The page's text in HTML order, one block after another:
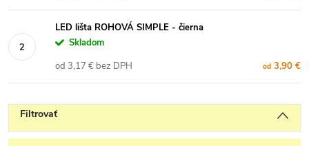
LED lišta ROHOVÁ SIMPLE - čierna
Skladom
od3,90 €
od 3,17 € bez DPH
Filtrovať